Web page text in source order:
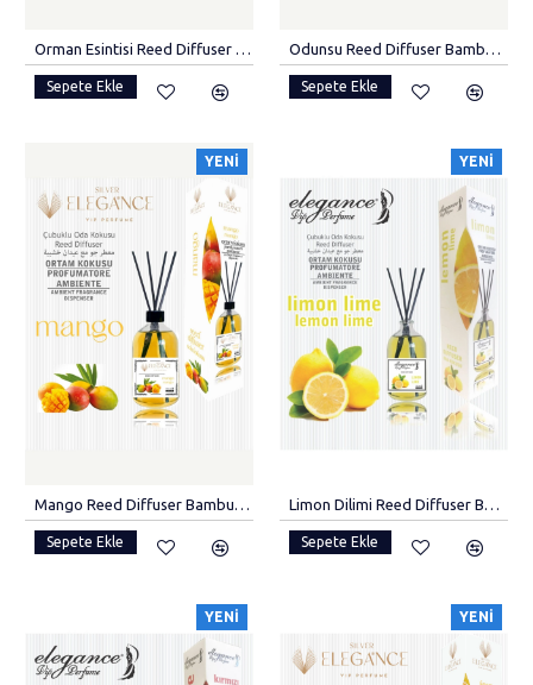
Sepete Ekle Sepete Ekle
YENI
Sepete Ekle
YENI
Sepete Ekle
YENI YENI